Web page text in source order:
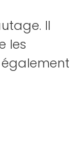
Il
les
également